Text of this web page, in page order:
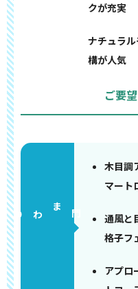
クが充実
ナチュラ
構が人気
ご要
門まわり
木目調
マート
通風と
格子フ
アプロ